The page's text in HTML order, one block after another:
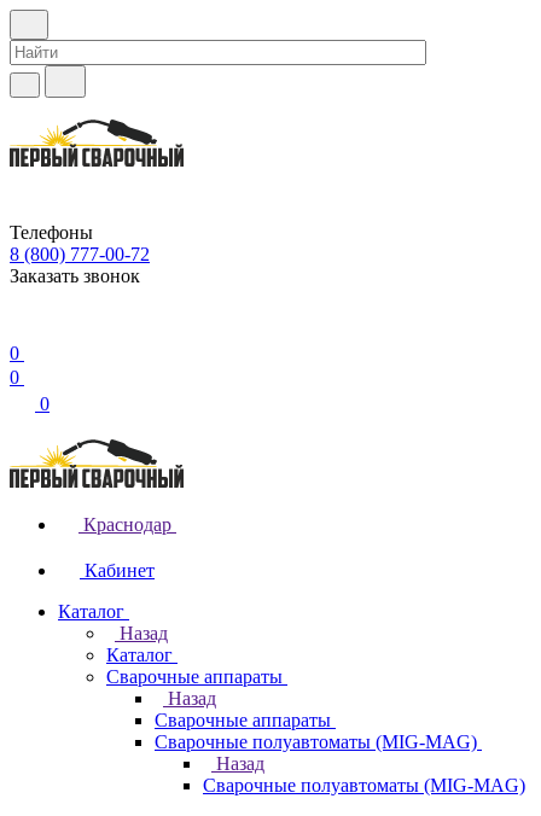
Телефоны
8 (800) 777-00-72
Заказать звонок
0
0
0
Краснодар
Кабинет
Каталог
Назад
Каталог
Сварочные аппараты
Назад
Сварочные аппараты
Сварочные полуавтоматы (MIG-MAG)
Назад
Сварочные полуавтоматы (MIG-MAG)